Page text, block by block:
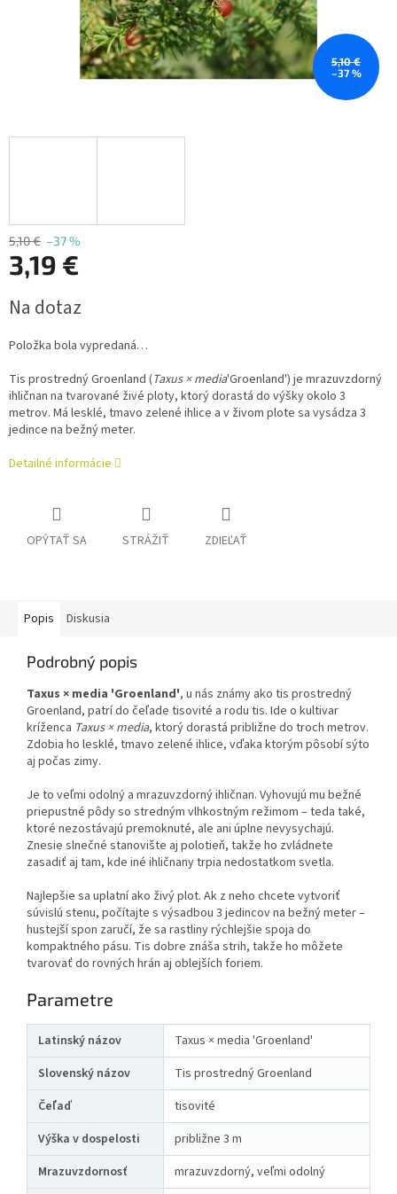
5,10 €
–37 %
5,10 € –37 %
3,19 €
cena:
Na dotaz
Položka bola vypredaná…
Tis prostredný Groenland (Taxus × media'Groenland') je mrazuvzdorný
ihličnan na tvarované živé ploty, ktorý dorastá do výšky okolo 3
metrov. Má lesklé, tmavo zelené ihlice a v živom plote sa vysádza 3
jedince na bežný meter.
Detailné informácie
OPÝTAŤ SA STRÁŽIŤ ZDIEĽAŤ
Popis Diskusia
Podrobný popis
Taxus × media 'Groenland', u nás známy ako tis prostredný
Groenland, patrí do čeľade tisovité a rodu tis. Ide o kultivar
kríženca Taxus × media, ktorý dorastá približne do troch metrov.
Zdobia ho lesklé, tmavo zelené ihlice, vďaka ktorým pôsobí sýto
aj počas zimy.
Je to veľmi odolný a mrazuvzdorný ihličnan. Vyhovujú mu bežné
priepustné pôdy so stredným vlhkostným režimom – teda také,
ktoré nezostávajú premoknuté, ale ani úplne nevysychajú.
Znesie slnečné stanovište aj polotieň, takže ho zvládnete
zasadiť aj tam, kde iné ihličnany trpia nedostatkom svetla.
Najlepšie sa uplatní ako živý plot. Ak z neho chcete vytvoriť
súvislú stenu, počítajte s výsadbou 3 jedincov na bežný meter –
hustejší spon zaručí, že sa rastliny rýchlejšie spoja do
kompaktného pásu. Tis dobre znáša strih, takže ho môžete
tvarovať do rovných hrán aj oblejších foriem.
Parametre
Latinský názov
Taxus × media 'Groenland'
Slovenský názov
Tis prostredný Groenland
Čeľaď
tisovité
Výška v dospelosti
približne 3 m
Mrazuvzdornosť
mrazuvzdorný, veľmi odolný